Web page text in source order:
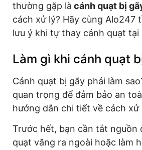
thường gặp là cánh quạt bị
cách xử lý? Hãy cùng Alo247
lưu ý khi tự thay cánh quạt tại
Làm gì khi cánh quạt
Cánh quạt bị gãy phải làm
quan trọng để đảm bảo an
hướng dẫn chi tiết về cách xử
Trước hết, bạn cần tắt nguồn
quạt văng ra ngoài hoặc làm